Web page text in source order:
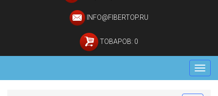
INFO@FIBERTOP.RU
ТОВАРОВ: 0
Меню